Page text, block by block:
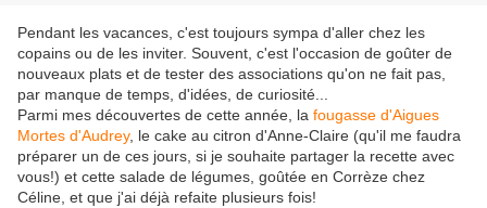
Pendant les vacances, c'est toujours sympa d'aller chez les
copains ou de les inviter. Souvent, c'est l'occasion de goûter de
nouveaux plats et de tester des associations qu'on ne fait pas,
par manque de temps, d'idées, de curiosité...
Parmi mes découvertes de cette année, la fougasse d'Aigues
Mortes d'Audrey, le cake au citron d'Anne-Claire (qu'il me faudra
préparer un de ces jours, si je souhaite partager la recette avec
vous!) et cette salade de légumes, goûtée en Corrèze chez
Céline, et que j'ai déjà refaite plusieurs fois!